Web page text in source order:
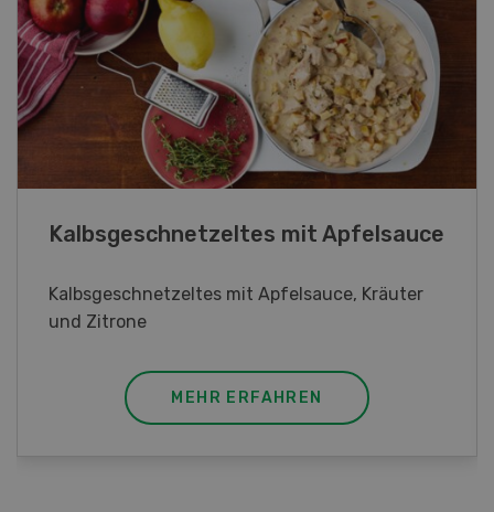
Lupinentätschli
Lupinentätschli mit Lauch, Randen und
Kräuter
MEHR ERFAHREN